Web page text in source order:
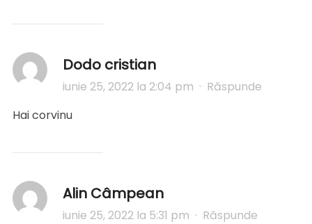
Dodo cristian
iunie 25, 2022 la 2:04 pm · Răspunde
Hai corvinu
Alin Câmpean
iunie 25, 2022 la 5:31 pm · Răspunde